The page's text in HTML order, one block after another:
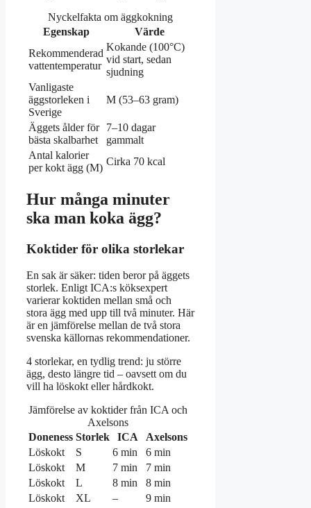
Nyckelfakta om äggkokning
Egenskap
Värde
Rekommenderad
vattentemperatur
Kokande (100°C)
vid start, sedan
sjudning
Vanligaste
äggstorleken i
Sverige
M (53–63 gram)
Äggets ålder för
bästa skalbarhet
7–10 dagar
gammalt
Antal kalorier
per kokt ägg (M)
Cirka 70 kcal
Hur många minuter
ska man koka ägg?
Koktider för olika storlekar
En sak är säker: tiden beror på äggets
storlek. Enligt ICA:s köksexpert
varierar koktiden mellan små och
stora ägg med upp till två minuter. Här
är en jämförelse mellan de två stora
svenska källornas rekommendationer.
4 storlekar, en tydlig trend: ju större
ägg, desto längre tid – oavsett om du
vill ha löskokt eller hårdkokt.
Jämförelse av koktider från ICA och
Axelsons
Doneness Storlek ICA
Axelsons
Löskokt
S 6 min
6 min
Löskokt
M 7 min
7 min
Löskokt
L 8 min
8 min
Löskokt
XL –
9 min